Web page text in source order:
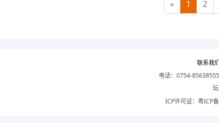
« 1 2
联系我
电话：0754-
ICP许可证： 粤ICP